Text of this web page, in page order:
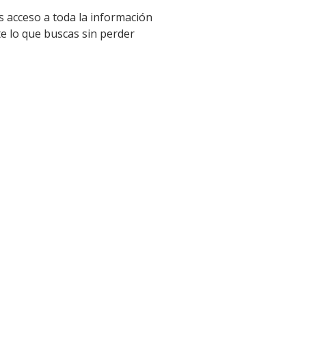
acceso a toda la información
lo que buscas sin perder